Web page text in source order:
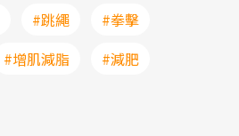
#跳繩
#拳擊
#增肌減脂 #減肥